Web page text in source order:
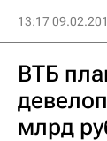
13:17
ВТБ
млрд